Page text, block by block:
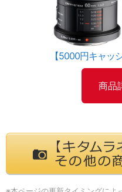
【5000円キャッ
商品